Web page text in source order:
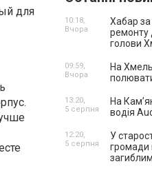
для
Хабар за
ремонту
голови
10:18,
Вчора
На
09:59,
Вчора
На
водія
13:20,
5 серпня
У
громади
12:20,
5 серпня